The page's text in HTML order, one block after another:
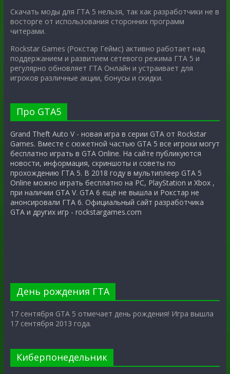
Скачать моды для ГТА 5 нельзя, так как разработчики не в
восторге от использования сторонних программ
читерами.
Rockstar Games (Рокстар Геймс) активно работает над
поддержанием и развитием сетевого режима ГТА 5 и
регулярно обновляет ГТА Онлайн и устраивает для
игроков различные акции, бонусы и скидки.
Про GTA5
Grand Theft Auto V - новая игра в серии GTA от Rockstar
Games. Вместе с сюжетной частью GTA 5 все игроки могут
бесплатно играть в GTA Online. На сайте публикуются
новости, информация, скриншоты и советы по
прохождению ГТА 5. В 2018 году в мультиплеер GTA 5
Online можно играть бесплатно на PC, PlayStation и Xbox ,
при наличии GTA V. GTA 6 ещё не вышла и Рокстар не
анонсировали ГТА 6. Официальный сайт разработчика
GTA и других игр - rockstargames.com
День рождения ГТА
17 сентября GTA 5 отмечает день рождения! Игра вышла
17 сентября 2013 года.
Киберпонедельник